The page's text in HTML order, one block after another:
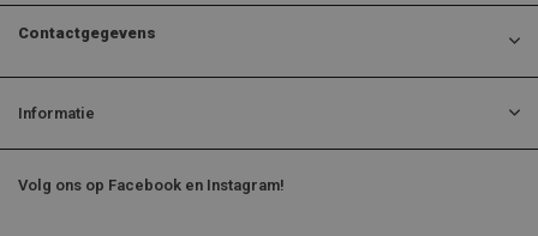
Contactgegevens
Informatie
Volg ons op Facebook en Instagram!